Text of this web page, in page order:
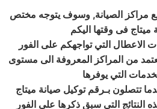
مراكز الصيانة, وسوف يتوجه مختص
ميتاج فى وقتها اليكم
الاعطال التي تواجهكم على الفور
من المراكز المعروفة الى مستوى
التي يوفرها
تتصلون بـرقم توكيل صيانة ميتاج
التي سبق ذكرها على الفور